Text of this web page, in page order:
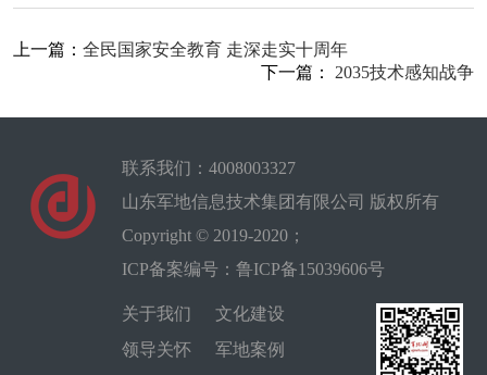
上一篇： 全民国家安全教育 走深走实十周年
下一篇：
2035技术感知战争
联系我们：4008003327
山东军地信息技术集团有限公司 版权所有
Copyright © 2019-2020；
ICP备案编号：鲁ICP备15039606号
关于我们
文化建设
领导关怀
军地案例